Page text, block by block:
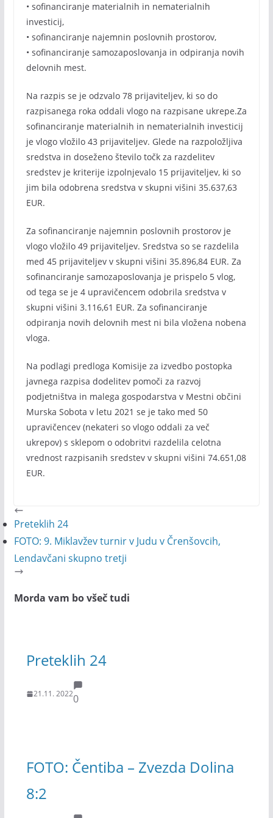
• sofinanciranje materialnih in nematerialnih
investicij,
• sofinanciranje najemnin poslovnih prostorov,
• sofinanciranje samozaposlovanja in odpiranja novih
delovnih mest.
Na razpis se je odzvalo 78 prijaviteljev, ki so do
razpisanega roka oddali vlogo na razpisane ukrepe.Za
sofinanciranje materialnih in nematerialnih investicij
je vlogo vložilo 43 prijaviteljev. Glede na razpoložljiva
sredstva in doseženo število točk za razdelitev
sredstev je kriterije izpolnjevalo 15 prijaviteljev, ki so
jim bila odobrena sredstva v skupni višini 35.637,63
EUR.
Za sofinanciranje najemnin poslovnih prostorov je
vlogo vložilo 49 prijaviteljev. Sredstva so se razdelila
med 45 prijaviteljev v skupni višini 35.896,84 EUR. Za
sofinanciranje samozaposlovanja je prispelo 5 vlog,
od tega se je 4 upravičencem odobrila sredstva v
skupni višini 3.116,61 EUR. Za sofinanciranje
odpiranja novih delovnih mest ni bila vložena nobena
vloga.
Na podlagi predloga Komisije za izvedbo postopka
javnega razpisa dodelitev pomoči za razvoj
podjetništva in malega gospodarstva v Mestni občini
Murska Sobota v letu 2021 se je tako med 50
upravičencev (nekateri so vlogo oddali za več
ukrepov) s sklepom o odobritvi razdelila celotna
vrednost razpisanih sredstev v skupni višini 74.651,08
EUR.
Preteklih 24
FOTO: 9. Miklavžev turnir v Judu v Črenšovcih,
Lendavčani skupno tretji
Morda vam bo všeč tudi
Preteklih 24
21.11. 20220
FOTO: Čentiba – Zvezda Dolina
8:2